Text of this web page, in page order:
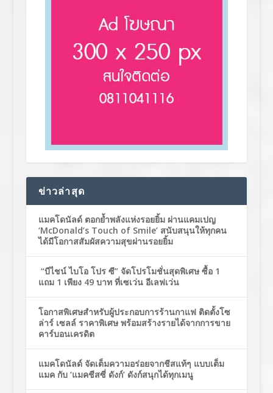
ข่าวล่าสุด
แมคโดนัลด์ ตอกย้ำพลังแห่งรอยยิ้ม ผ่านแคมเปญ
‘McDonald’s Touch of Smile’ สนับสนุนให้ทุกคน
ได้มีโอกาสสัมผัสความสุขผ่านรอยยิ้ม
“บีไชน์ ไบโอ โปร ซี” จัดโปรโมชั่นสุดพิเศษ ซื้อ 1
แถม 1 เพียง 49 บาท ที่เซเว่น อีเลฟเว่น
โอกาสพิเศษสำหรับผู้ประกอบการร้านกาแฟ ติดตั้งโซ
ล่าร์ เซลล์ ราคาพิเศษ พร้อมสร้างรายได้จากการขาย
คาร์บอนเครดิต
แมคโดนัลด์ จัดเต็มความอร่อยจากชีสแท้ๆ แบบเต็ม
แมค กับ ‘แมคชีสซี่ ดังก์’ ดังก์สนุกได้ทุกเมนู